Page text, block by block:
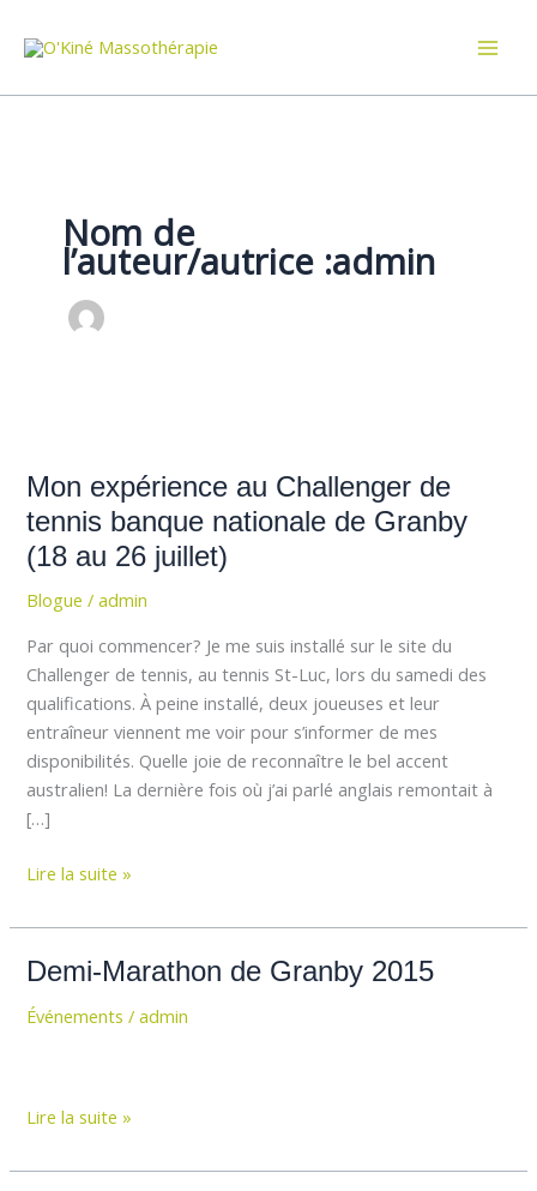
Nom de
l’auteur/autrice :admin
Mon expérience au Challenger de
tennis banque nationale de Granby
(18 au 26 juillet)
Blogue /admin
Par quoi commencer? Je me suis installé sur le site du
Challenger de tennis, au tennis St-Luc, lors du samedi des
qualifications. À peine installé, deux joueuses et leur
entraîneur viennent me voir pour s’informer de mes
disponibilités. Quelle joie de reconnaître le bel accent
australien! La dernière fois où j’ai parlé anglais remontait à
[…]
au
Challenger
de
tennis
banque
de
Granby
(18
au
26
juillet)
Lire la suite »
Demi-Marathon de Granby 2015
Événements /admin
Demi-
de
Lire la suite »